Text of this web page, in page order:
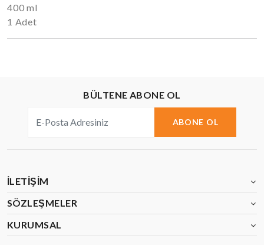
400 ml
1 Adet
BÜLTENE ABONE OL
ABONE OL
İLETIŞIM
SÖZLEŞMELER
KURUMSAL